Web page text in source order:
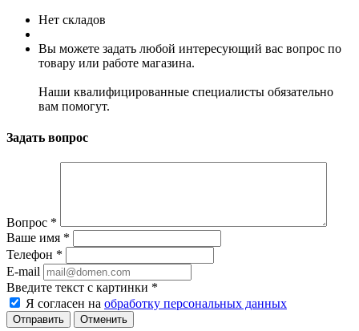
Нет складов
Вы можете задать любой интересующий вас вопрос по
товару или работе магазина.
Наши квалифицированные специалисты обязательно
вам помогут.
Задать вопрос
Вопрос *
Ваше имя *
Телефон *
E-mail
Введите текст с картинки *
Я согласен на обработку персональных данных
Отменить